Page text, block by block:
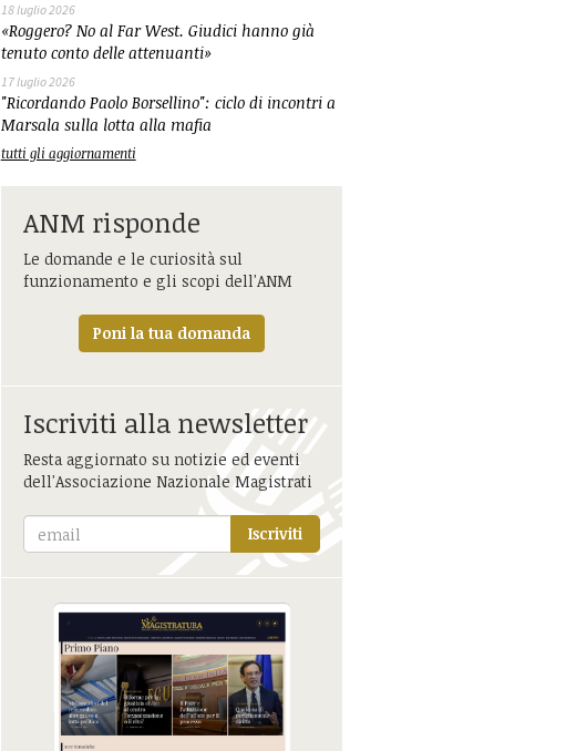
18 luglio 2026
«Roggero? No al Far West. Giudici hanno già
tenuto conto delle attenuanti»
17 luglio 2026
"Ricordando Paolo Borsellino": ciclo di incontri a
Marsala sulla lotta alla mafia
tutti gli aggiornamenti
ANM risponde
Le domande e le curiosità sul
funzionamento e gli scopi dell'ANM
Poni la tua domanda
Iscriviti alla newsletter
Resta aggiornato su notizie ed eventi
dell'Associazione Nazionale Magistrati
Iscriviti